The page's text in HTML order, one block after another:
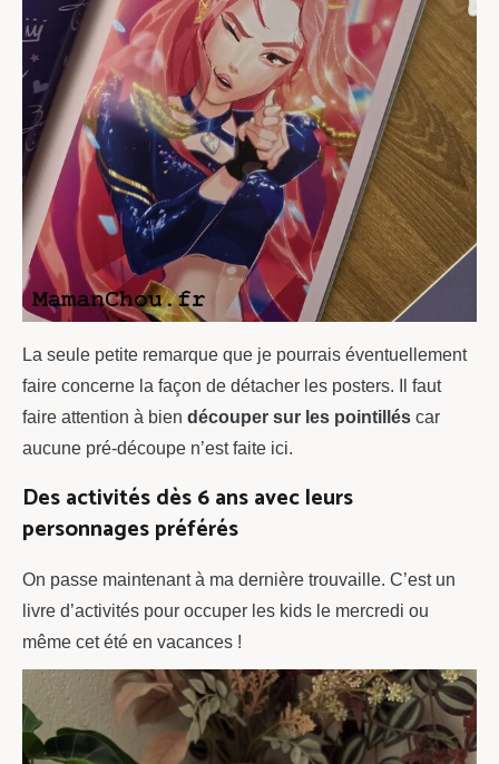
La seule petite remarque que je pourrais éventuellement
faire concerne la façon de détacher les posters. Il faut
faire attention à bien découper sur les pointillés car
aucune pré-découpe n’est faite ici.
Des activités dès 6 ans avec leurs
personnages préférés
On passe maintenant à ma dernière trouvaille. C’est un
livre d’activités pour occuper les kids le mercredi ou
même cet été en vacances !